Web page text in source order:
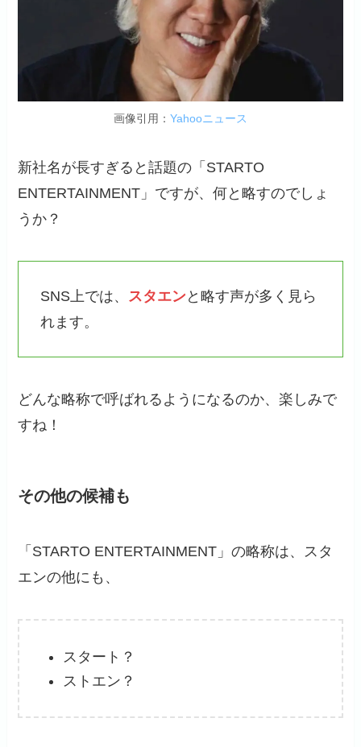
画像引用： Yahooニュース
新社名が長すぎると話題の「STARTO
ENTERTAINMENT」ですが、何と略すのでしょ
うか？
SNS上では、 スタエン と略す声が多く見ら
れます。
どんな略称で呼ばれるようになるのか、楽しみで
すね！
その他の候補も
「STARTO ENTERTAINMENT」の略称は、スタ
エンの他にも、
スタート？
ストエン？